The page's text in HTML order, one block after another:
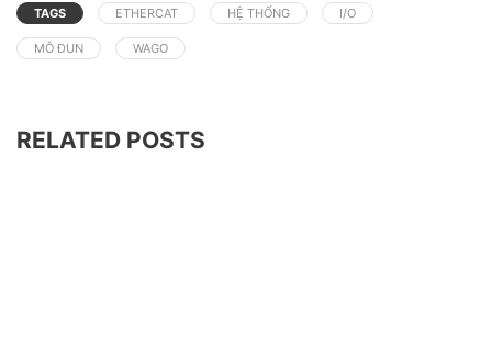
TAGS ETHERCAT HỆ THỐNG I/O
MÔ ĐUN WAGO
RELATED POSTS